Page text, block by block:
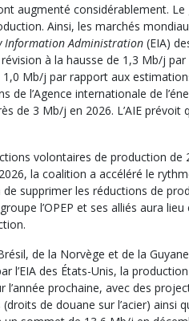
augmenté considérablement.
Ainsi, les marchés
Information Administration (EIA)
à la hausse de 1,3 Mb/j
Mb/j par rapport aux
l’Agence internationale de
de 3 Mb/j en 2026. L’AIE
volontaires de production
la coalition a accéléré le
supprimer les réductions de
l’OPEP et ses alliés aura
de la Norvège et de la
l’EIA des États-Unis, la
prochaine, avec des
de douane sur l’acier) ainsi